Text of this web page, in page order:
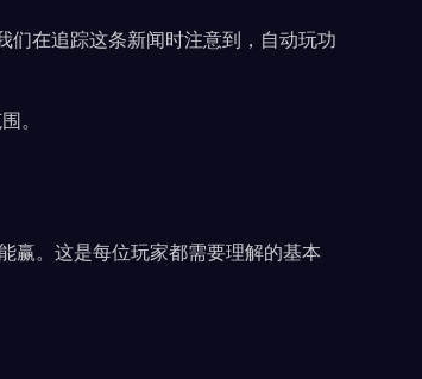
们在追踪这条新闻时注意到，自动玩功
。
赢。这是每位玩家都需要理解的基本